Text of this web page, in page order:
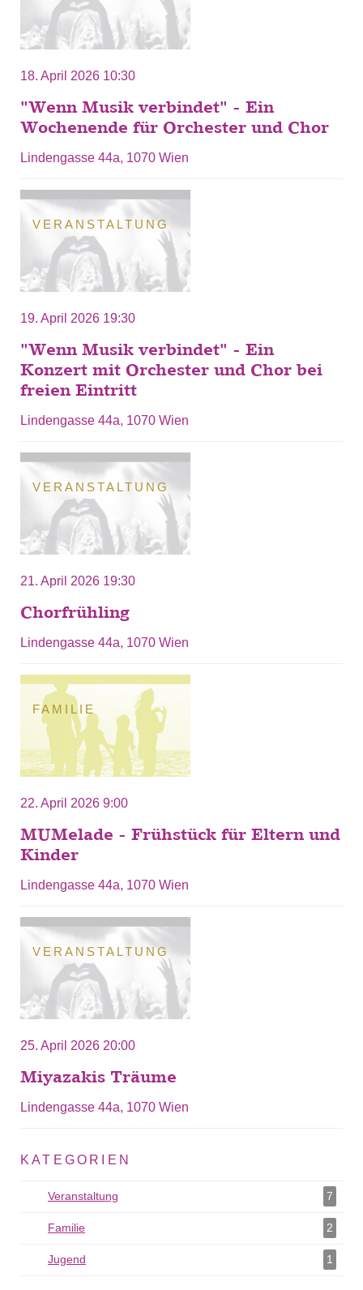
18. April 2026 10:30
"Wenn Musik verbindet" - Ein
Wochenende für Orchester und Chor
Lindengasse 44a, 1070 Wien
VERANSTALTUNG
19. April 2026 19:30
"Wenn Musik verbindet" - Ein
Konzert mit Orchester und Chor bei
freien Eintritt
Lindengasse 44a, 1070 Wien
VERANSTALTUNG
21. April 2026 19:30
Chorfrühling
Lindengasse 44a, 1070 Wien
FAMILIE
22. April 2026 9:00
MUMelade - Frühstück für Eltern und
Kinder
Lindengasse 44a, 1070 Wien
VERANSTALTUNG
25. April 2026 20:00
Miyazakis Träume
Lindengasse 44a, 1070 Wien
KATEGORIEN
Veranstaltung 7
Familie 2
Jugend 1